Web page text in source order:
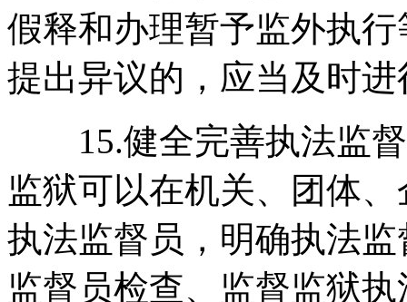
假释和办理暂予监外执
提出异议的，应当及时
15.健全完善执法监督
监狱可以在机关、团体
执法监督员，明确执法
监督员检查、监督监狱